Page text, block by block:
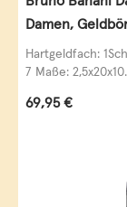
Damen,
Leder
Hartgeldfach:
7 Maße:
Regulärer Preis:
69,95 €